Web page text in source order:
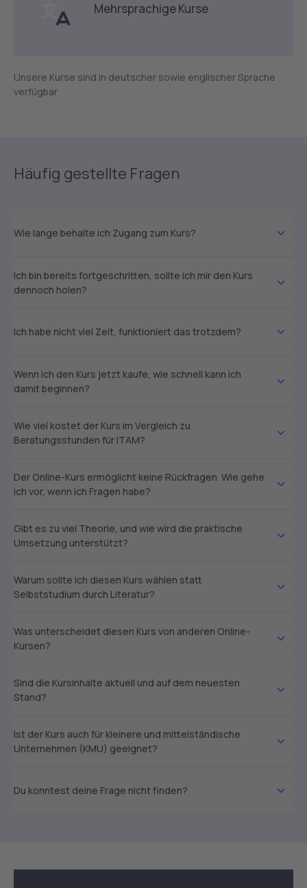
Mehrsprachige Kurse
Unsere Kurse sind in deutscher sowie englischer Sprache
verfügbar
Häufig gestellte Fragen
Wie lange behalte ich Zugang zum Kurs?
Ich bin bereits fortgeschritten, sollte ich mir den Kurs
dennoch holen?
Ich habe nicht viel Zeit, funktioniert das trotzdem?
Wenn ich den Kurs jetzt kaufe, wie schnell kann ich
damit beginnen?
Wie viel kostet der Kurs im Vergleich zu
Beratungsstunden für ITAM?
Der Online-Kurs ermöglicht keine Rückfragen. Wie gehe
ich vor, wenn ich Fragen habe?
Gibt es zu viel Theorie, und wie wird die praktische
Umsetzung unterstützt?
Warum sollte ich diesen Kurs wählen statt
Selbststudium durch Literatur?
Was unterscheidet diesen Kurs von anderen Online-
Kursen?
Sind die Kursinhalte aktuell und auf dem neuesten
Stand?
Ist der Kurs auch für kleinere und mittelständische
Unternehmen (KMU) geeignet?
Du konntest deine Frage nicht finden?